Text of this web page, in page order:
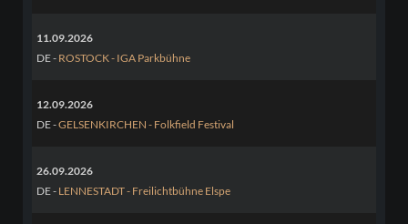
11.09.2026
DE - ROSTOCK - IGA Parkbühne
12.09.2026
DE -GELSENKIRCHEN - Folkfield Festival
26.09.2026
DE - LENNESTADT - Freilichtbühne Elspe